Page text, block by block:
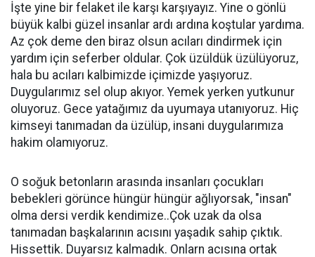
İşte yine bir felaket ile karşı karşıyayız. Yine o gönlü
büyük kalbi güzel insanlar ardı ardına koştular yardıma.
Az çok deme den biraz olsun acıları dindirmek için
yardım için seferber oldular. Çok üzüldük üzülüyoruz,
hala bu acıları kalbimizde içimizde yaşıyoruz.
Duygularımız sel olup akıyor. Yemek yerken yutkunur
oluyoruz. Gece yatağımız da uyumaya utanıyoruz. Hiç
kimseyi tanımadan da üzülüp, insani duygularımıza
hakim olamıyoruz.
O soğuk betonların arasında insanları çocukları
bebekleri görünce hüngür hüngür ağlıyorsak, "insan"
olma dersi verdik kendimize..Çok uzak da olsa
tanımadan başkalarının acısını yaşadık sahip çıktık.
Hissettik. Duyarsız kalmadık. Onlarn acısına ortak